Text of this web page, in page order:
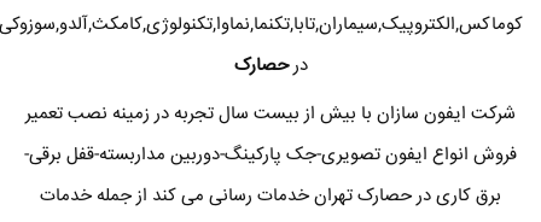
کوماکس,الکتروپیک,سیماران,تابا,تکنما,نماوا,تکنولوژی,کامکث,آلدو,سوزوکی
درحصارک
شرکت ایفون سازان با بیش از بیست سال تجربه در زمینه نصب تعمیر
فروش انواع ایفون تصویری-جک پارکینگ-دوربین مداربسته-قفل برقی-
برق کاری در حصارک تهران خدمات رسانی می کند از جمله خدمات